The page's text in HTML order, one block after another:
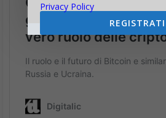
Privacy Policy
REGISTRATI